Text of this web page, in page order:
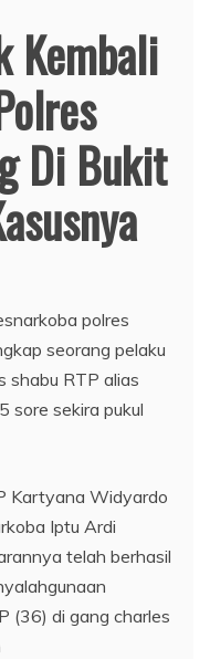
Kembali
Di Bukit
polres
seorang pelaku
shabu RTP alias
sore sekira pukul
Kartyana Widyardo
Iptu Ardi
telah berhasil
(36) di gang charles